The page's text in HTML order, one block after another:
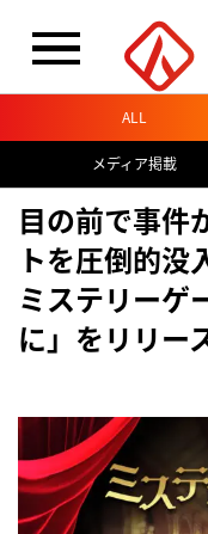
ALL
メディア掲載
目の前で事件
トを圧倒的没
ミステリーゲ
に」をリリー